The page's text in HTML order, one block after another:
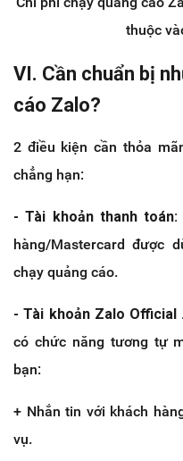
thuộc
VI. Cần chuẩn bị
cáo Zalo?
2 điều kiện cần thỏa
chẳng hạn:
- Tài khoản thanh toán:
hàng/Mastercard được
chạy quảng cáo.
- Tài khoản Zalo
có chức năng tương tự
bạn:
+ Nhắn tin với khách
vụ.